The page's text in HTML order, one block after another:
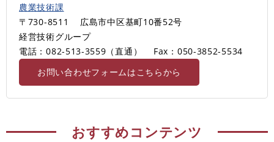
農業技術課
〒730-8511
広島市中区基町10番52号
経営技術グループ
電話：082-513-3559（直通）
Fax：050-3852-5534
お問い合わせフォームはこちらから
おすすめコンテンツ